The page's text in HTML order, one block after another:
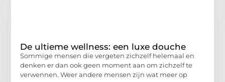
De ultieme wellness: een luxe douche
Sommige mensen die vergeten zichzelf helemaal en
denken er dan ook geen moment aan om zichzelf te
verwennen. Weer andere mensen zijn wat meer op